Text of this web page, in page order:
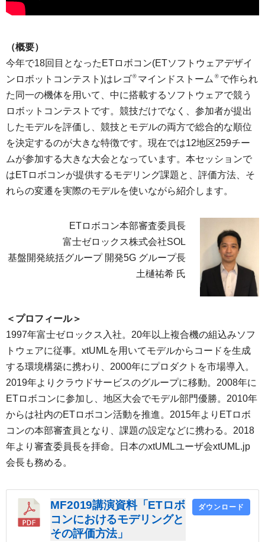
（概要）
今年で18回目となったETロボコン(ETソフトウェアデザイ
ンロボットコンテスト)はレゴ®︎ マインドストーム ®︎ で作られ
た同一の機体を用いて、中に搭載するソフトウェアで競う
ロボットコンテストです。競技だけでなく、参加者が提出
したモデルを評価し、競技とモデルの両方で総合的な順位
を決定するのが大きな特徴です。現在では12地区259チー
ムが参加する大きな大会となっています。本セッションで
はETロボコンが提供するモデリング課題と、評価方法、そ
れらの変遷を実際のモデルを使いながら紹介します。
ETロボコン本部審査委員長
富士ゼロックス株式会社SOL
基盤開発統括グループ 開発5G グループ長
土樋祐希 氏
＜プロフィール＞
1997年富士ゼロックス入社。20年以上複合機の組込みソフ
トウェアに従事。xtUMLを用いてモデルからコードを生成
する環境構築に携わり、2000年にプロダクトを市場導入。
2019年よりクラウドサービスのグループに移動。2008年に
ETロボコンに参加し、地区大会でモデル部門優勝。2010年
からは社内のETロボコン活動を推進。2015年よりETロボ
コンの本部審査員となり、課題の設定などに携わる。2018
年より審査委員長を拝命。日本のxtUMLユーザ会xtUML.jp
会長も務める。
MF2019講演資料「ETロボ
コンにおけるモデリングと
その評価方法」
ダウンロード